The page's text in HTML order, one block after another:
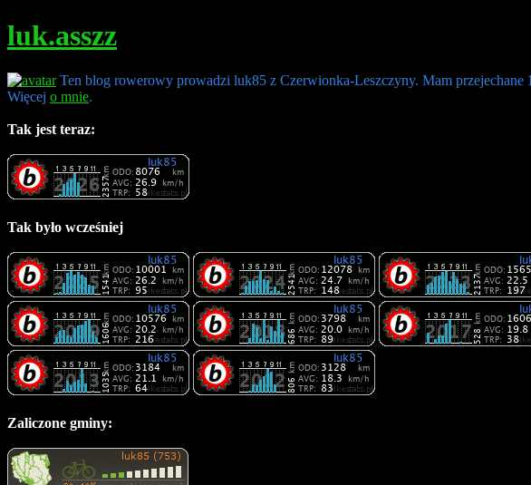
luk.asszz
Ten blog rowerowy prowadzi luk85 z Czerwionka-Leszczyny. Mam przejechane
Więcej o mnie.
Tak jest teraz:
Tak było wcześniej
Zaliczone gminy: